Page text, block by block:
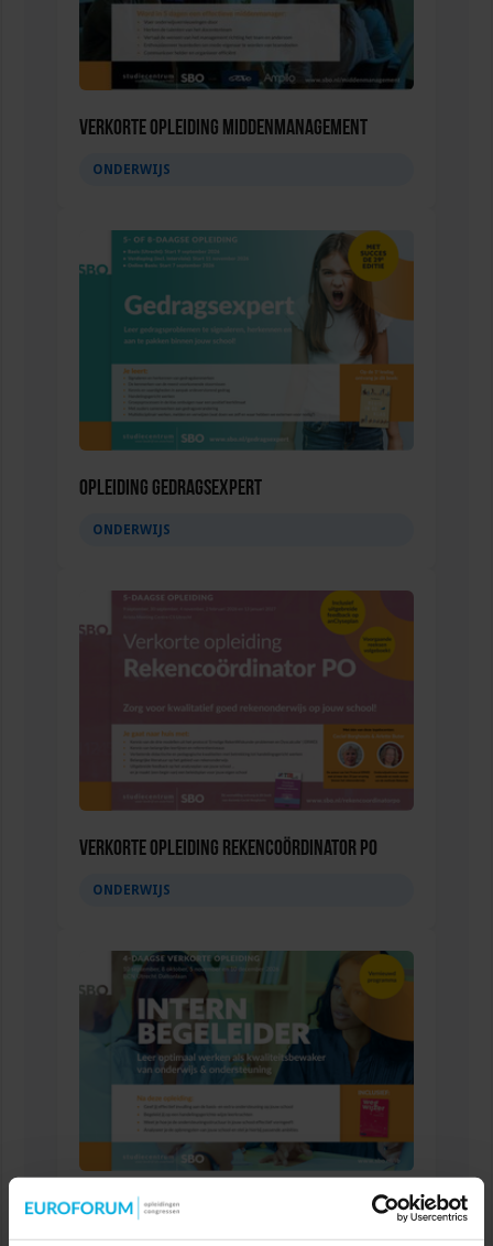
Verkorte opleiding Middenmanagement
ONDERWIJS
Opleiding Gedragsexpert
ONDERWIJS
Verkorte opleiding Rekencoördinator PO
ONDERWIJS
Verkorte opleiding voor de Intern Begeleider